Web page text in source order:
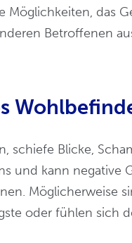
Möglichkeiten, das
Betroffenen
schiefe Blicke,
und kann negative
Möglicherweise
oder fühlen sich